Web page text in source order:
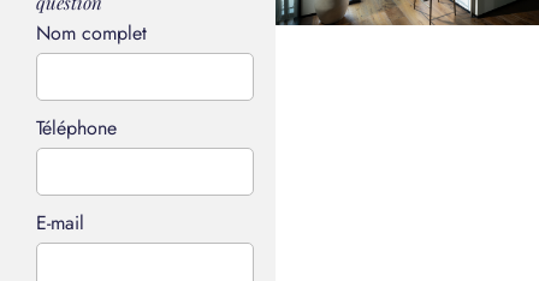
Nom complet
Téléphone
E-mail